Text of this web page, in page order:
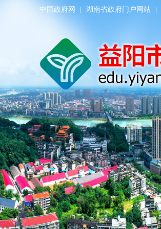
中国政府网 湖南省政府门户网站